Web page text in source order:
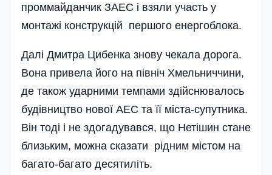
проммайданчик ЗАЕС і взяли участь у
монтажі конструкцій першого енергоблока.
Далі Дмитра Цибенка знову чекала дорога.
Вона привела його на північ Хмельниччини,
де також ударними темпами здійснювалось
будівництво нової АЕС та її міста-супутника.
Він тоді і не здогадувався, що Нетішин стане
близьким, можна сказати рідним містом на
багато-багато десятиліть.